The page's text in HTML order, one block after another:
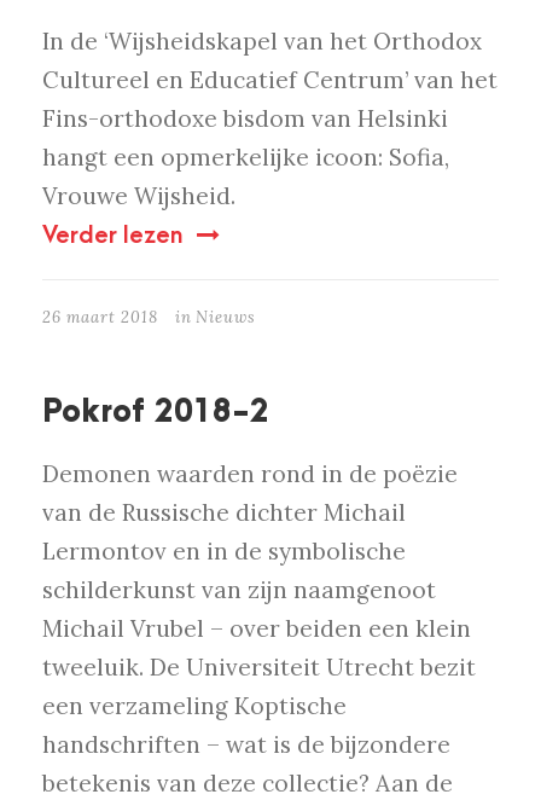
In de ‘Wijsheidskapel van het Orthodox
Cultureel en Educatief Centrum’ van het
Fins-orthodoxe bisdom van Helsinki
hangt een opmerkelijke icoon: Sofia,
Vrouwe Wijsheid.
Verder lezen
26 maart 2018 in Nieuws
Pokrof 2018-2
Demonen waarden rond in de poëzie
van de Russische dichter Michail
Lermontov en in de symbolische
schilderkunst van zijn naamgenoot
Michail Vrubel – over beiden een klein
tweeluik. De Universiteit Utrecht bezit
een verzameling Koptische
handschriften – wat is de bijzondere
betekenis van deze collectie? Aan de